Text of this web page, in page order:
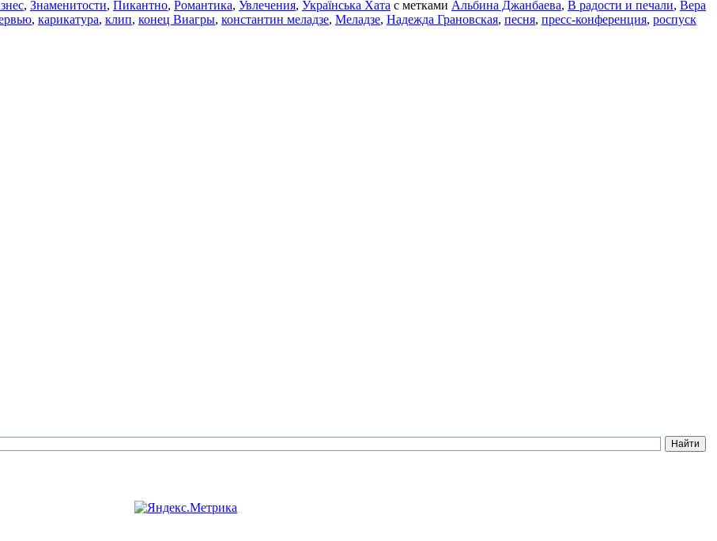
, Знаменитости, Пикантно, Романтика, Увлечения, Українська Хата с метками Альбина Джанбаева, В радости и печали, Вера
, карикатура, клип, конец Виагры, константин меладзе, Меладзе, Надежда Грановская, песня, пресс-конференция, роспуск